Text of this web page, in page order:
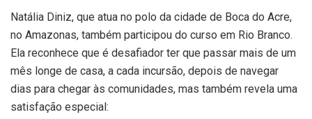
Natália Diniz, que atua no polo da cidade de Boca do Acre,
no Amazonas, também participou do curso em Rio Branco.
Ela reconhece que é desafiador ter que passar mais de um
mês longe de casa, a cada incursão, depois de navegar
dias para chegar às comunidades, mas também revela uma
satisfação especial: